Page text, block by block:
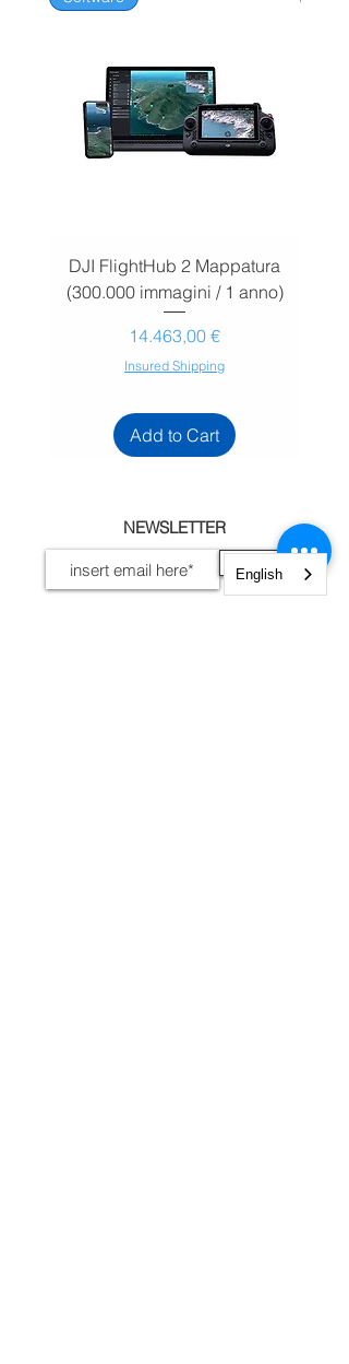
DJI FlightHub 2 Mappatura
(300.000 immagini / 1 anno)
Prezzo
14.463,00 €
Insured Shipping
Add to Cart
NEWSLETTER
English